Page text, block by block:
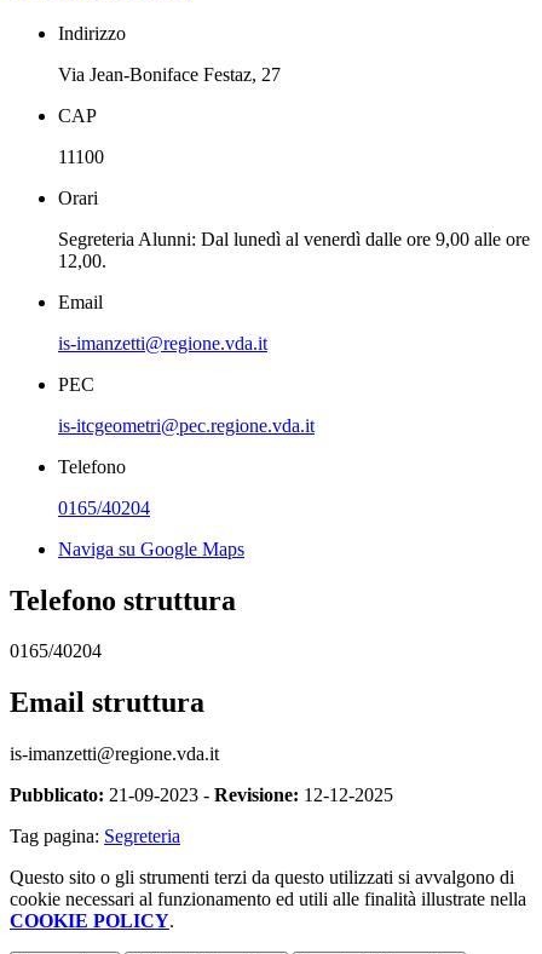
Indirizzo
Via Jean-Boniface Festaz, 27
CAP
11100
Orari
Segreteria Alunni: Dal lunedì al venerdì dalle ore 9,00 alle ore
12,00.
Email
is-imanzetti@regione.vda.it
PEC
is-itcgeometri@pec.regione.vda.it
Telefono
0165/40204
Naviga su Google Maps
Telefono struttura
0165/40204
Email struttura
is-imanzetti@regione.vda.it
Pubblicato: 21-09-2023 - Revisione: 12-12-2025
Tag pagina: Segreteria
Questo sito o gli strumenti terzi da questo utilizzati si avvalgono di
cookie necessari al funzionamento ed utili alle finalità illustrate nella
COOKIE POLICY.